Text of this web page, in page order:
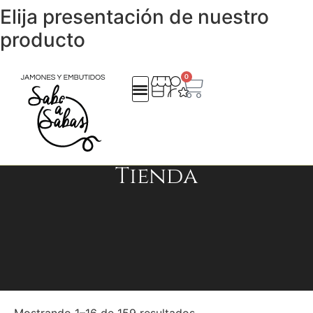
Elija presentación de nuestro
producto
0
Tienda